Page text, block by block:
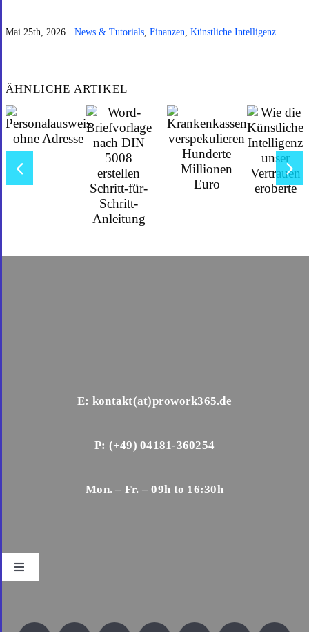
Mai 25th, 2026 News & Tutorials, Finanzen, Künstliche Intelligenz
ÄHNLICHE ARTIKEL
E: kontakt(at)prowork365.de
P: (+49) 04181-360254
Mon. – Fr. – 09h to 16:30h
Toggle
Navigation